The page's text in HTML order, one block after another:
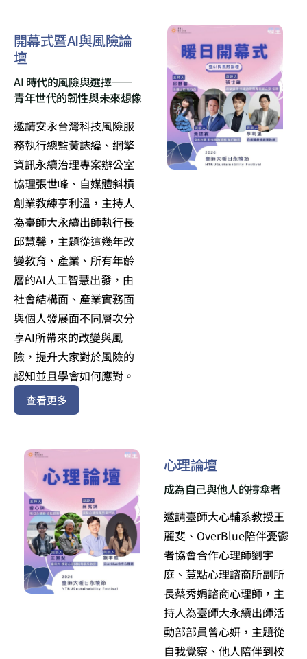
開幕式暨AI與風險論
壇
AI 時代的風險與選擇——
青年世代的韌性與未來想像
邀請安永台灣科技風險服
務執行總監黃誌緯、網擎
資訊永續治理專案辦公室
協理張世峰、自媒體斜槓
創業教練亨利溫，主持人
為臺師大永續出師執行長
邱慧馨，主題從這幾年改
變教育、產業、所有年齡
層的AI人工智慧出發，由
社會結構面、產業實務面
與個人發展面不同層次分
享AI所帶來的改變與風
險，提升大家對於風險的
認知並且學會如何應對。
查看更多
心理論壇
成為自己與他人的撐傘者
邀請臺師大心輔系教授王
麗斐、OverBlue陪伴憂鬱
者協會合作心理師劉宇
庭、荳點心理諮商所副所
長蔡秀娟諮商心理師，主
持人為臺師大永續出師活
動部部員曾心妍，主題從
自我覺察、他人陪伴到校